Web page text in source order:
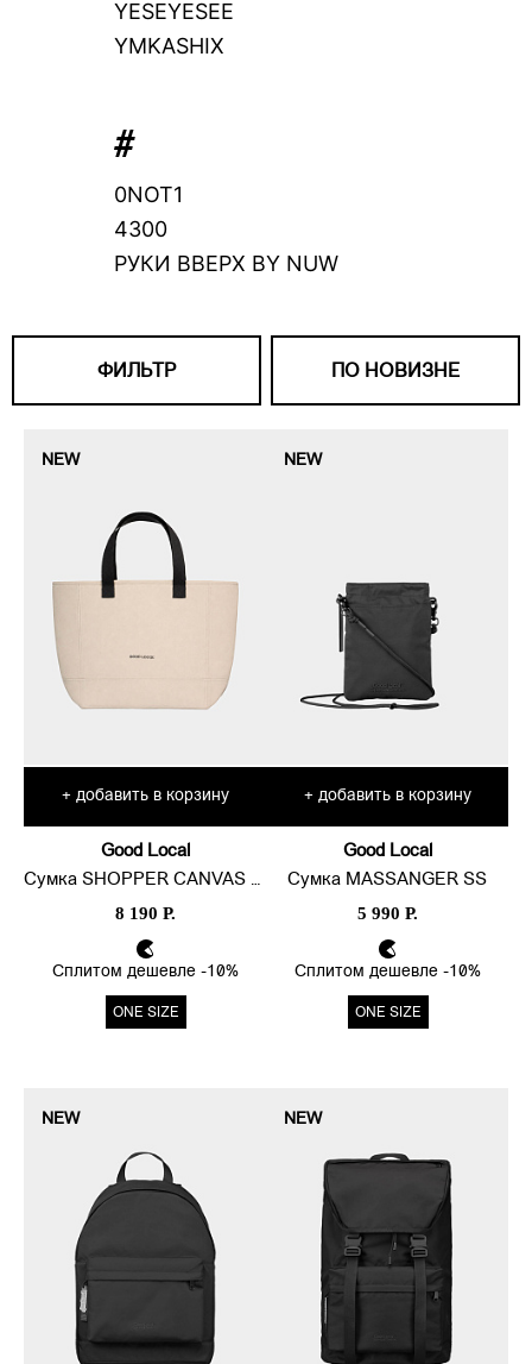
YESEYESEE
YMKASHIX
#
0NOT1
4300
РУКИ ВВЕРХ BY NUW
ФИЛЬТР ПО НОВИЗНЕ
NEW
+ добавить в корзину
Good Local
Сумка SHOPPER CANVAS LINE LITE
8 190 Р.
Сплитом дешевле -10%
ONE SIZE
NEW
+ добавить в корзину
Good Local
Сумка MASSANGER SS
5 990 Р.
Сплитом дешевле -10%
ONE SIZE
NEW NEW